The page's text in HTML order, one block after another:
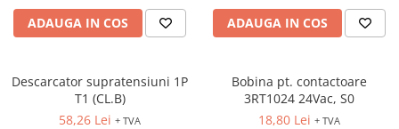
Busbar si pieptene sigurante
AFDD - Sigurante & dispozitive de
Protectii diferentiale
Protectii diferentiale RCCB
ADAUGA IN COS ADAUGA IN COS
Descarcator supratensiuni 1P
T1 (CL.B)
58,26 Lei + TVA
Bobina pt. contactoare
3RT1024 24Vac, S0
18,80 Lei + TVA